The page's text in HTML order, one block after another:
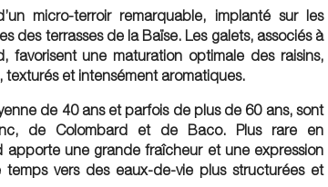
micro-terroir remarquable, implanté sur les
des terrasses de la Baïse. Les galets, associés à
favorisent une maturation optimale des raisins,
texturés et intensément aromatiques.
de 40 ans et parfois de plus de 60 ans, sont
de Colombard et de Baco. Plus rare en
apporte une grande fraîcheur et une expression
vers des eaux-de-vie plus structurées et